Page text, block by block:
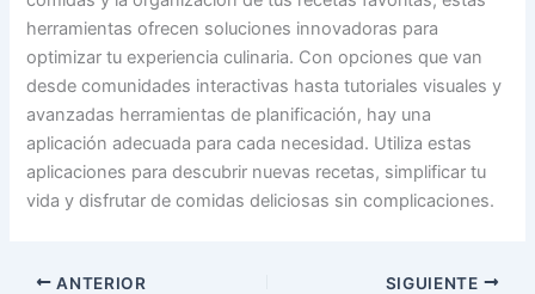
herramientas ofrecen soluciones innovadoras para
optimizar tu experiencia culinaria. Con opciones que van
desde comunidades interactivas hasta tutoriales visuales y
avanzadas herramientas de planificación, hay una
aplicación adecuada para cada necesidad. Utiliza estas
aplicaciones para descubrir nuevas recetas, simplificar tu
vida y disfrutar de comidas deliciosas sin complicaciones.
ANTERIOR SIGUIENTE